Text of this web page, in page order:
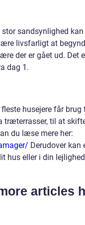
sandsynlighed
livsfarligt at
der er gået ud. Det
dag 1.
husejere får
til at
du læse mere her:
Derudover
hus eller i din
articles